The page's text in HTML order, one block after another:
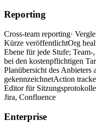
Reporting
Cross-team reporting·
Kürze veröffentlichtOrg
Ebene für jede Stufe;
bei den kostenpflichtigen
Planübersicht des Anbieters
gekennzeichnetAction
Editor für Sitzungsprotokolle
Jira, Confluence
Enterprise